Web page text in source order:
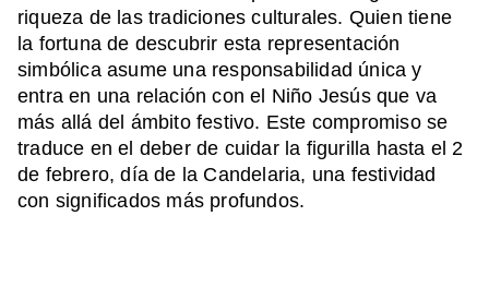
riqueza de las tradiciones culturales. Quien tiene
la fortuna de descubrir esta representación
simbólica asume una responsabilidad única y
entra en una relación con el Niño Jesús que va
más allá del ámbito festivo. Este compromiso se
traduce en el deber de cuidar la figurilla hasta el 2
de febrero, día de la Candelaria, una festividad
con significados más profundos.